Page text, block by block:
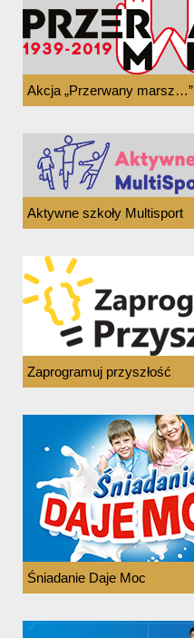
Akcja „Przerwany marsz…”
Aktywne szkoły Multisport
Zaprogramuj przyszłość
Śniadanie Daje Moc